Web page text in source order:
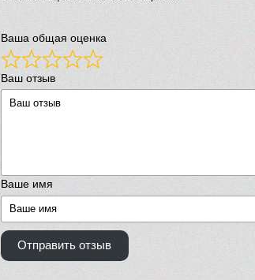
Ваша общая оценка
Ваш отзыв
Ваше имя
Отправить отзыв